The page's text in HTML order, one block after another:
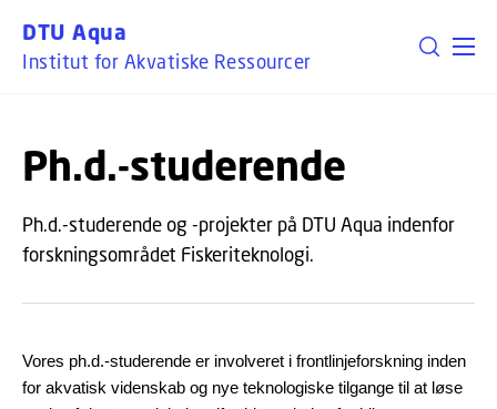
DTU Aqua
Institut for Akvatiske Ressourcer
Ph.d.-studerende
Ph.d.-studerende og -projekter på DTU Aqua indenfor
forskningsområdet Fiskeriteknologi.
Vores ph.d.-studerende er involveret i frontlinjeforskning inden
for akvatisk videnskab og nye teknologiske tilgange til at løse